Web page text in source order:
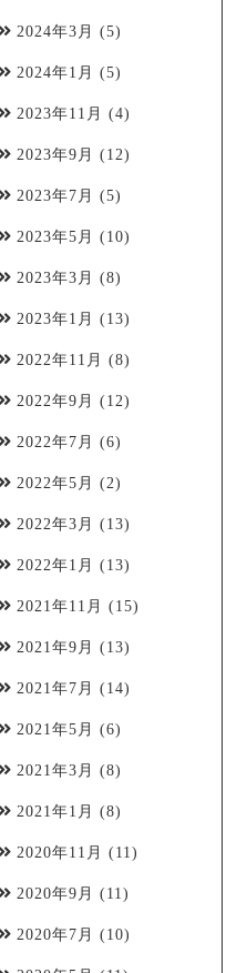
2024年3月 (5)
2024年1月 (5)
2023年11月 (4)
2023年9月 (12)
2023年7月 (5)
2023年5月 (10)
2023年3月 (8)
2023年1月 (13)
2022年11月 (8)
2022年9月 (12)
2022年7月 (6)
2022年5月 (2)
2022年3月 (13)
2022年1月 (13)
2021年11月 (15)
2021年9月 (13)
2021年7月 (14)
2021年5月 (6)
2021年3月 (8)
2021年1月 (8)
2020年11月 (11)
2020年9月 (11)
2020年7月 (10)